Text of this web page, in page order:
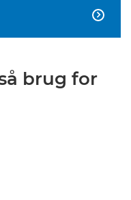

brug for